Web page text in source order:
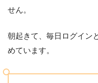
せん。
朝起きて、毎日ログイン
めています。